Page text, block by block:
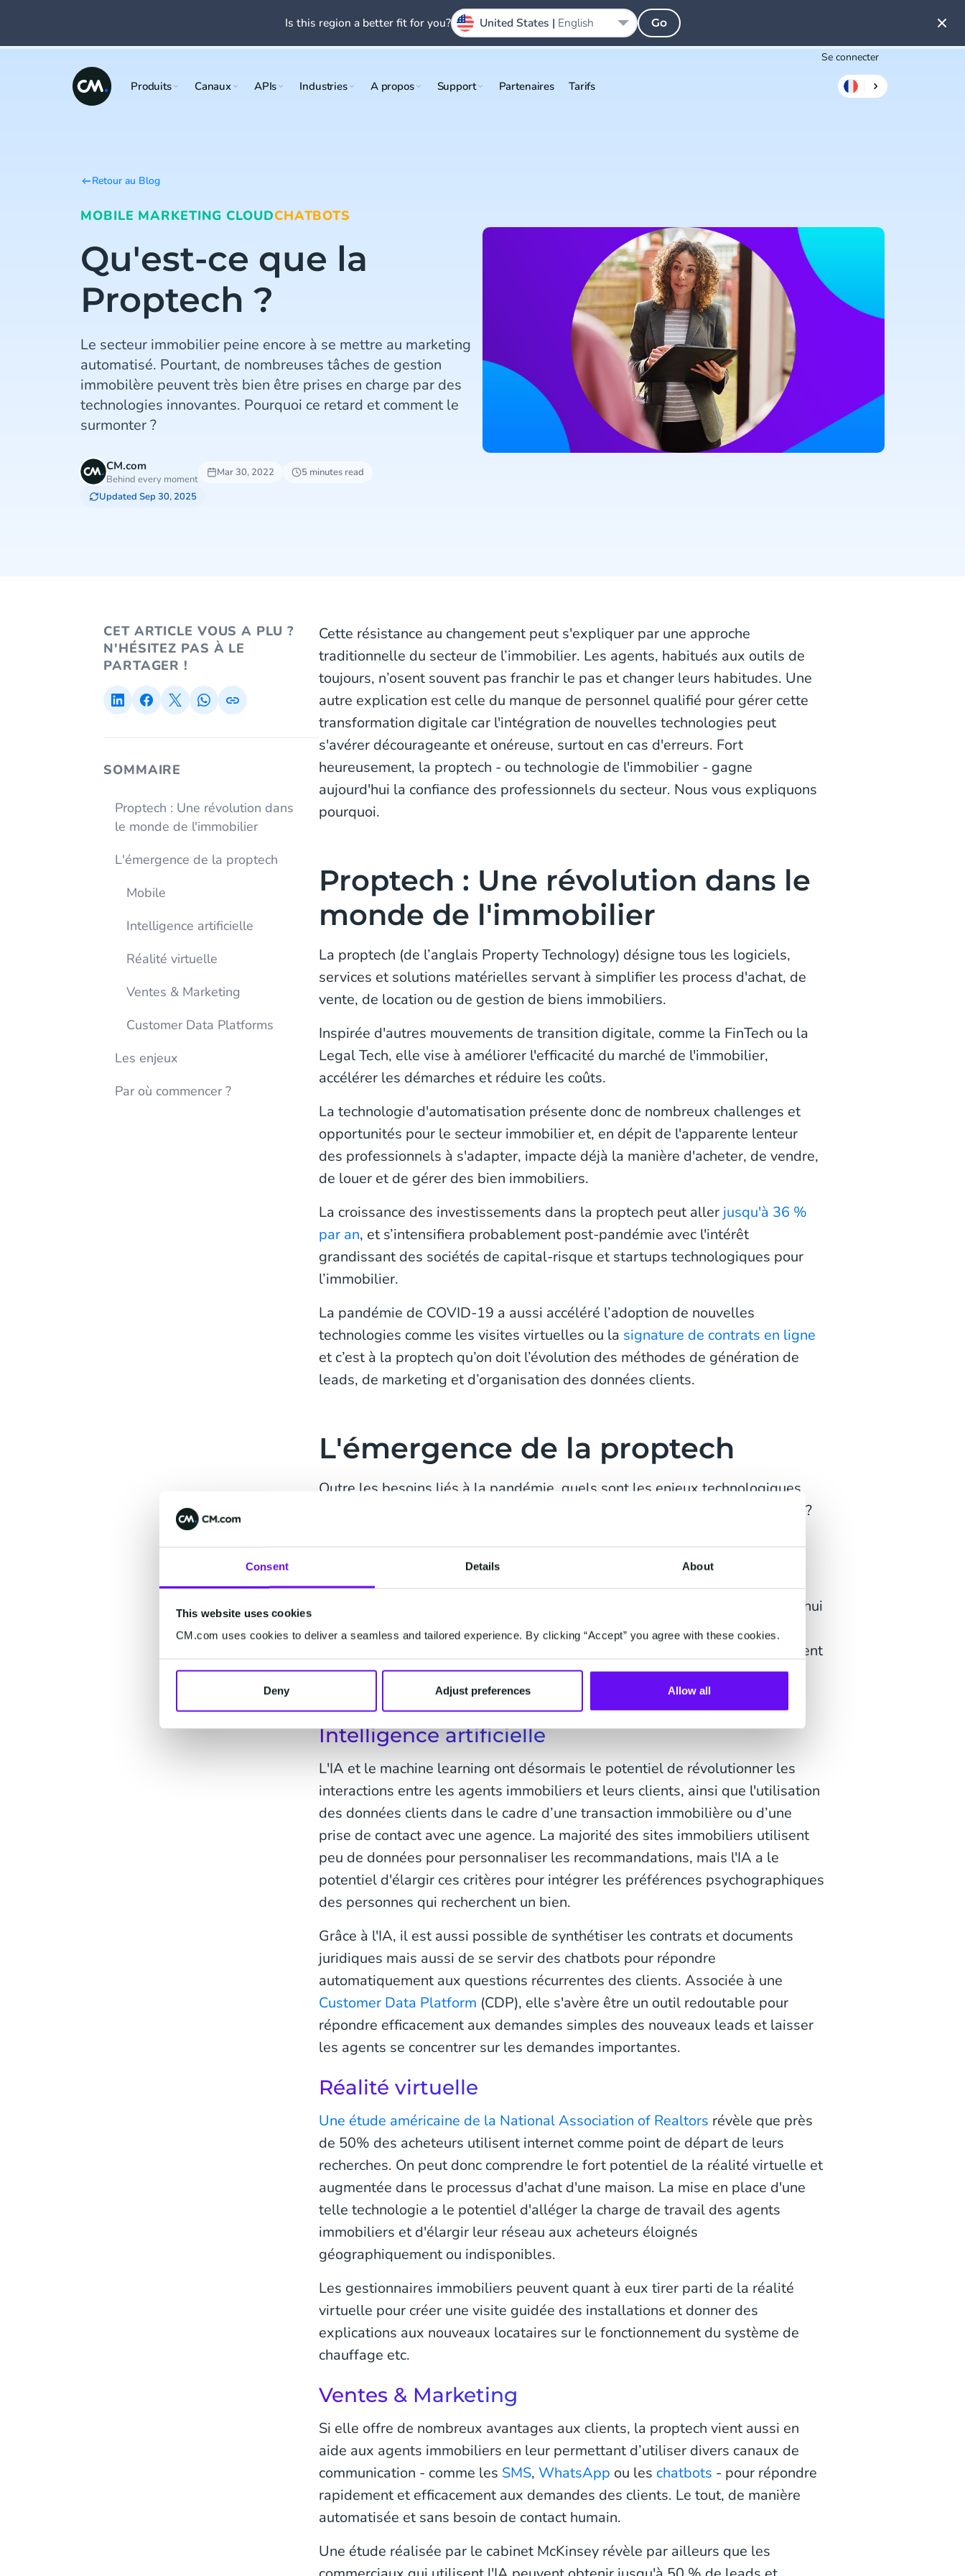
Consent Details About
This website uses cookies
CM.com uses cookies to deliver a seamless and tailored experience. By clicking “Accept” you agree with these cookies.
Deny Adjust preferences Allow all
Se connecter
Produits Canaux APIs Industries A propos Support Partenaires Tarifs
Retour au Blog
MOBILE MARKETING CLOUDCHATBOTS
Qu'est-ce que la
Proptech ?
Le secteur immobilier peine encore à se mettre au marketing
automatisé. Pourtant, de nombreuses tâches de gestion
immobilère peuvent très bien être prises en charge par des
technologies innovantes. Pourquoi ce retard et comment le
surmonter ?
CM.com
Behind every moment
Mar 30, 2022
5 minutes read
Updated Sep 30, 2025
CET ARTICLE VOUS A PLU ?
N'HÉSITEZ PAS À LE
PARTAGER !
SOMMAIRE
Proptech : Une révolution dans
le monde de l'immobilier
L'émergence de la proptech
Mobile
Intelligence artificielle
Réalité virtuelle
Ventes & Marketing
Customer Data Platforms
Les enjeux
Par où commencer ?
Cette résistance au changement peut s'expliquer par une approche
traditionnelle du secteur de l’immobilier. Les agents, habitués aux outils de
toujours, n’osent souvent pas franchir le pas et changer leurs habitudes. Une
autre explication est celle du manque de personnel qualifié pour gérer cette
transformation digitale car l'intégration de nouvelles technologies peut
s'avérer décourageante et onéreuse, surtout en cas d'erreurs. Fort
heureusement, la proptech - ou technologie de l'immobilier - gagne
aujourd'hui la confiance des professionnels du secteur. Nous vous expliquons
pourquoi.
Proptech : Une révolution dans le
monde de l'immobilier
La proptech (de l’anglais Property Technology) désigne tous les logiciels,
services et solutions matérielles servant à simplifier les process d'achat, de
vente, de location ou de gestion de biens immobiliers.
Inspirée d'autres mouvements de transition digitale, comme la FinTech ou la
Legal Tech, elle vise à améliorer l'efficacité du marché de l'immobilier,
accélérer les démarches et réduire les coûts.
La technologie d'automatisation présente donc de nombreux challenges et
opportunités pour le secteur immobilier et, en dépit de l'apparente lenteur
des professionnels à s'adapter, impacte déjà la manière d'acheter, de vendre,
de louer et de gérer des bien immobiliers.
La croissance des investissements dans la proptech peut aller jusqu'à 36 %
par an, et s’intensifiera probablement post-pandémie avec l'intérêt
grandissant des sociétés de capital-risque et startups technologiques pour
l’immobilier.
La pandémie de COVID-19 a aussi accéléré l’adoption de nouvelles
technologies comme les visites virtuelles ou la signature de contrats en ligne
et c’est à la proptech qu’on doit l’évolution des méthodes de génération de
leads, de marketing et d’organisation des données clients.
L'émergence de la proptech
Outre les besoins liés à la pandémie, quels sont les enjeux technologiques
derrière l'adoption de la proptech et d'où viennent les principales avancées ?
Mobile
Les smartphones accélèrent l'utilisation d'internet dans tous les secteurs, y
compris celui de l'immobilier. Près de 50% des milléniaux utilisent aujourd'hui
leur mobile pour leurs recherches immobilières et 26% s'en servent pour
entamer une procédure d'achat ou de location. Une tendance qui va nettement
s’accélérer avec l’arrivée sur le marché immobilier de la génération Z, qui
recherchera une expérience 100% mobile.
Intelligence artificielle
L'IA et le machine learning ont désormais le potentiel de révolutionner les
interactions entre les agents immobiliers et leurs clients, ainsi que l'utilisation
des données clients dans le cadre d’une transaction immobilière ou d’une
prise de contact avec une agence. La majorité des sites immobiliers utilisent
peu de données pour personnaliser les recommandations, mais l'IA a le
potentiel d'élargir ces critères pour intégrer les préférences psychographiques
des personnes qui recherchent un bien.
Grâce à l'IA, il est aussi possible de synthétiser les contrats et documents
juridiques mais aussi de se servir des chatbots pour répondre
automatiquement aux questions récurrentes des clients. Associée à une
Customer Data Platform (CDP), elle s'avère être un outil redoutable pour
répondre efficacement aux demandes simples des nouveaux leads et laisser
les agents se concentrer sur les demandes importantes.
Réalité virtuelle
Une étude américaine de la National Association of Realtors révèle que près
de 50% des acheteurs utilisent internet comme point de départ de leurs
recherches. On peut donc comprendre le fort potentiel de la réalité virtuelle et
augmentée dans le processus d'achat d'une maison. La mise en place d'une
telle technologie a le potentiel d'alléger la charge de travail des agents
immobiliers et d'élargir leur réseau aux acheteurs éloignés
géographiquement ou indisponibles.
Les gestionnaires immobiliers peuvent quant à eux tirer parti de la réalité
virtuelle pour créer une visite guidée des installations et donner des
explications aux nouveaux locataires sur le fonctionnement du système de
chauffage etc.
Ventes & Marketing
Si elle offre de nombreux avantages aux clients, la proptech vient aussi en
aide aux agents immobiliers en leur permettant d’utiliser divers canaux de
communication - comme les SMS, WhatsApp ou les chatbots - pour répondre
rapidement et efficacement aux demandes des clients. Le tout, de manière
automatisée et sans besoin de contact humain.
Une étude réalisée par le cabinet McKinsey révèle par ailleurs que les
Is this region a better fit for you? United States | English Go